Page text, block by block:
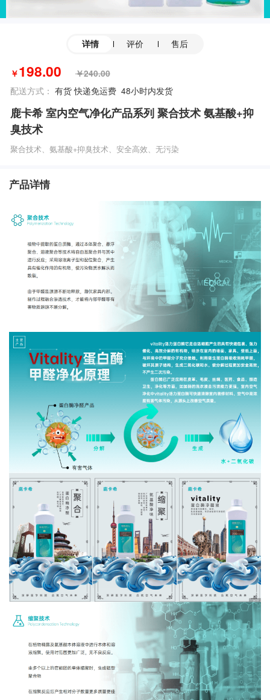
详情 评价 售后
￥198.00 ￥240.00
配送方式： 有货 快递免运费 48小时内发货
鹿卡希 室内空气净化产品系列 聚合技术 氨基酸+抑
臭技术
聚合技术、氨基酸+抑臭技术、安全高效、无污染
产品详情